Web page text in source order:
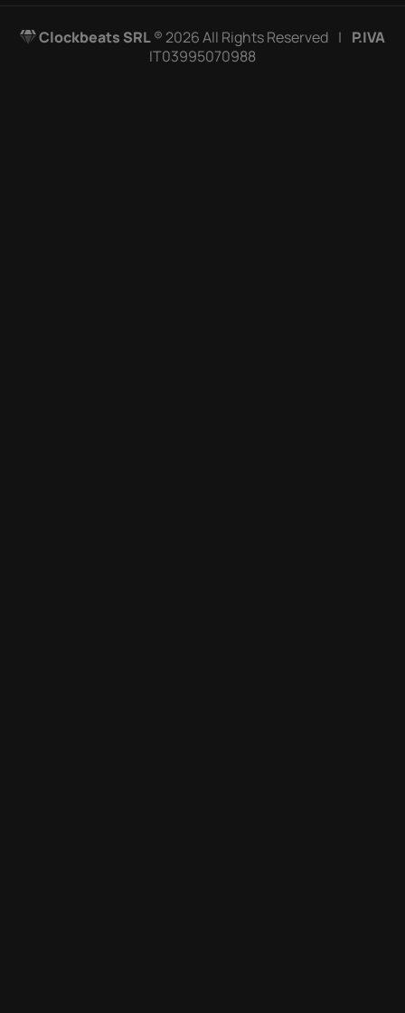
Clockbeats SRL® 2026 All Rights Reserved | P.IVA
IT03995070988